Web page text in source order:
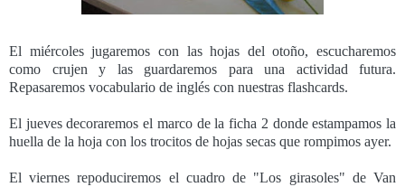
El miércoles jugaremos con las hojas del otoño, escucharemos
como crujen y las guardaremos para una actividad futura.
Repasaremos vocabulario de inglés con nuestras flashcards.
El jueves decoraremos el marco de la ficha 2 donde estampamos la
huella de la hoja con los trocitos de hojas secas que rompimos ayer.
El viernes repoduciremos el cuadro de "Los girasoles" de Van